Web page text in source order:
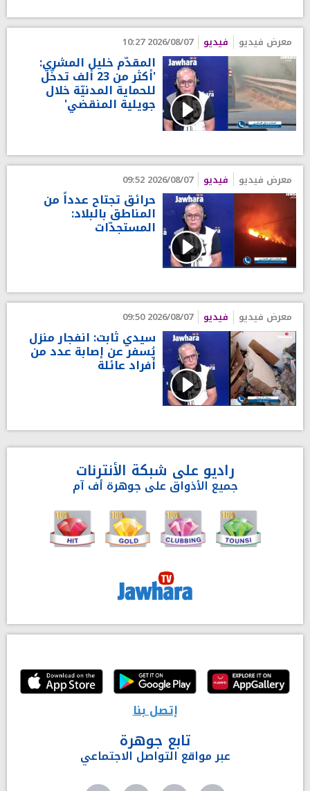
معرض فيديو فيديو 2026/08/07 10:27
المقدّم خليل المشري:
'أكثر من 23 ألف تدخّل
للحماية المدنيّة خلال
جويلية المنقضي'
معرض فيديو فيديو 2026/08/07 09:52
حرائق تجتاح عدداً من
المناطق بالبلاد:
المستجدّات
معرض فيديو فيديو 2026/08/07 09:50
سيدي ثابت: انفجار منزل
يُسفر عن إصابة عدد من
أفراد عائلة
راديو على شبكة الأنترنات
جميع الأذواق على جوهرة أف آم
إتصل بنا
تابع جوهرة
عبر مواقع التواصل الاجتماعي